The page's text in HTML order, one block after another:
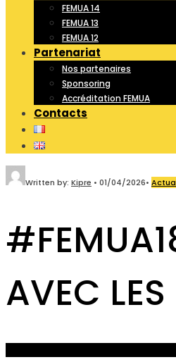
FEMUA 14
FEMUA 13
FEMUA 12
Partenariat
Nos partenaires
Sponsoring
Accréditation FEMUA
Contacts
Written by: Kipre • 01/04/2026•
AVEC